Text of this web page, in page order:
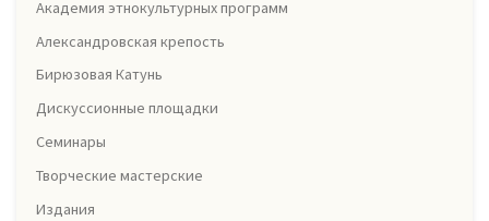
Академия этнокультурных программ
Александровская крепость
Бирюзовая Катунь
Дискуссионные площадки
Семинары
Творческие мастерские
Издания